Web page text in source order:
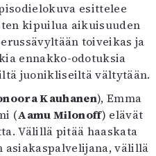
esittelee
kipuilua aikuisuuden
toiveikas ja
ennakko-odotuksia
juonikliseiltä vältytään.
Kauhanen), Emma
(Aamu Milonoff) elävät
Välillä pitää haaskata
asiakaspalvelijana, välillä